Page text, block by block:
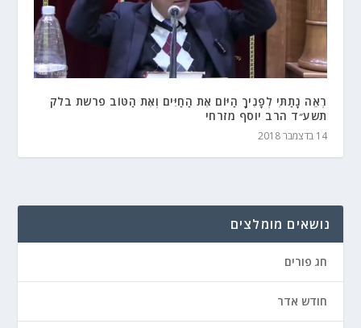
רְאֵה נָתַתִּי לְפָנֶיךָ הַיּוֹם אֶת הַחַיִּים וְאֶת הַטּוֹב פרשת בלק
תשע״ד הרב יוסף מזרחי
14 בדצמבר 2018
נושאים מומלצים
חג פורים
חודש אדר